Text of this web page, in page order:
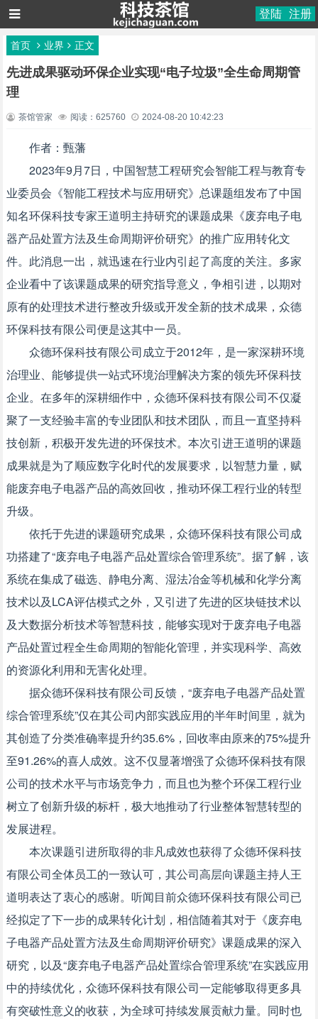
登陆 注册
首页 业界 正文
先进成果驱动环保企业实现“电子垃圾”全生命周期管
理
茶馆管家 阅读：625760 2024-08-20 10:42:23
作者：甄藩
2023年9月7日，中国智慧工程研究会智能工程与教育专
业委员会《智能工程技术与应用研究》总课题组发布了中国
知名环保科技专家王道明主持研究的课题成果《废弃电子电
器产品处置方法及生命周期评价研究》的推广应用转化文
件。此消息一出，就迅速在行业内引起了高度的关注。多家
企业看中了该课题成果的研究指导意义，争相引进，以期对
原有的处理技术进行整改升级或开发全新的技术成果，众德
环保科技有限公司便是这其中一员。
众德环保科技有限公司成立于2012年，是一家深耕环境
治理业、能够提供一站式环境治理解决方案的领先环保科技
企业。在多年的深耕细作中，众德环保科技有限公司不仅凝
聚了一支经验丰富的专业团队和技术团队，而且一直坚持科
技创新，积极开发先进的环保技术。本次引进王道明的课题
成果就是为了顺应数字化时代的发展要求，以智慧力量，赋
能废弃电子电器产品的高效回收，推动环保工程行业的转型
升级。
依托于先进的课题研究成果，众德环保科技有限公司成
功搭建了“废弃电子电器产品处置综合管理系统”。据了解，该
系统在集成了磁选、静电分离、湿法冶金等机械和化学分离
技术以及LCA评估模式之外，又引进了先进的区块链技术以
及大数据分析技术等智慧科技，能够实现对于废弃电子电器
产品处置过程全生命周期的智能化管理，并实现科学、高效
的资源化利用和无害化处理。
据众德环保科技有限公司反馈，“废弃电子电器产品处置
综合管理系统”仅在其公司内部实践应用的半年时间里，就为
其创造了分类准确率提升约35.6%，回收率由原来的75%提升
至91.26%的喜人成效。这不仅显著增强了众德环保科技有限
公司的技术水平与市场竞争力，而且也为整个环保工程行业
树立了创新升级的标杆，极大地推动了行业整体智慧转型的
发展进程。
本次课题引进所取得的非凡成效也获得了众德环保科技
有限公司全体员工的一致认可，其公司高层向课题主持人王
道明表达了衷心的感谢。听闻目前众德环保科技有限公司已
经拟定了下一步的成果转化计划，相信随着其对于《废弃电
子电器产品处置方法及生命周期评价研究》课题成果的深入
研究，以及“废弃电子电器产品处置综合管理系统”在实践应用
中的持续优化，众德环保科技有限公司一定能够取得更多具
有突破性意义的收获，为全球可持续发展贡献力量。同时也